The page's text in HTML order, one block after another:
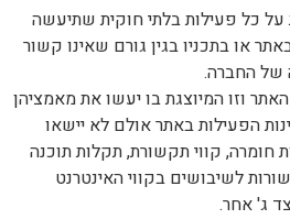
על כל פעילות בלתי חוקית שתיעשה
או בתכניו בגין גורם שאינו קשור
של החברה.
וזו המיוצגת בו יעשו את מאמציהן
הפעילות באתר אולם לא יישאו
חומרה, קווי תקשורת, תקלות תוכנה
לשיבושים בקווי האינטרנט
ג' אחר.